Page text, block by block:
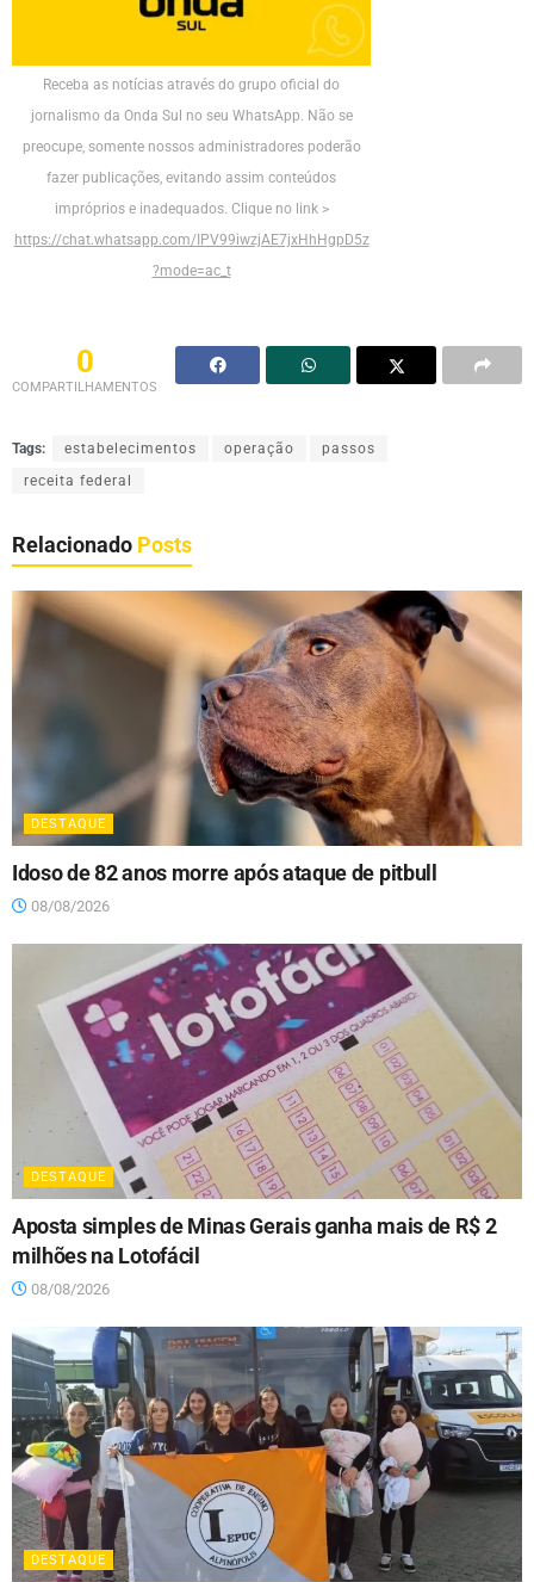
Receba as notícias através do grupo oficial do
jornalismo da Onda Sul no seu WhatsApp. Não se
preocupe, somente nossos administradores poderão
fazer publicações, evitando assim conteúdos
impróprios e inadequados. Clique no link >
https://chat.whatsapp.com/IPV99iwzjAE7jxHhHgpD5z
?mode=ac_t
0
COMPARTILHAMENTOS
Tags: estabelecimentos operação
passos
receita federal
Relacionado Posts
DESTAQUE
Idoso de 82 anos morre após ataque de pitbull
08/08/2026
DESTAQUE
Aposta simples de Minas Gerais ganha mais de R$ 2
milhões na Lotofácil
08/08/2026
DESTAQUE